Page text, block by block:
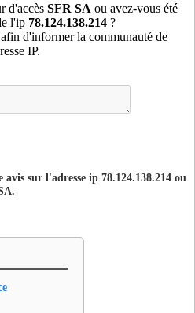
(15 km)
(11 km)
(18 km)
d'accès SFR SA ou avez-vous été
l'ip 78.124.138.214 ?
d'informer la communauté de
IP.
sur l'adresse ip 78.124.138.214 ou
.